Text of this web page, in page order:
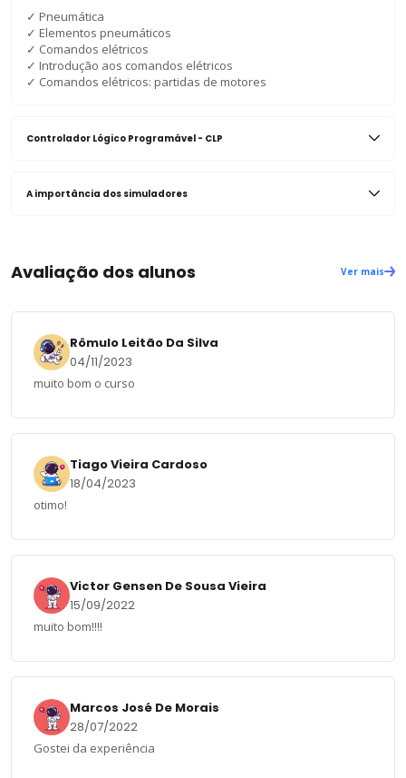
✓ Pneumática
✓ Elementos pneumáticos
✓ Comandos elétricos
✓ Introdução aos comandos elétricos
✓ Comandos elétricos: partidas de motores
Controlador Lógico Programável - CLP
A importância dos simuladores
Avaliação dos alunos Ver mais
Rômulo Leitão Da Silva
04/11/2023
muito bom o curso
Tiago Vieira Cardoso
18/04/2023
otimo!
Victor Gensen De Sousa Vieira
15/09/2022
muito bom!!!!
Marcos José De Morais
28/07/2022
Gostei da experiência